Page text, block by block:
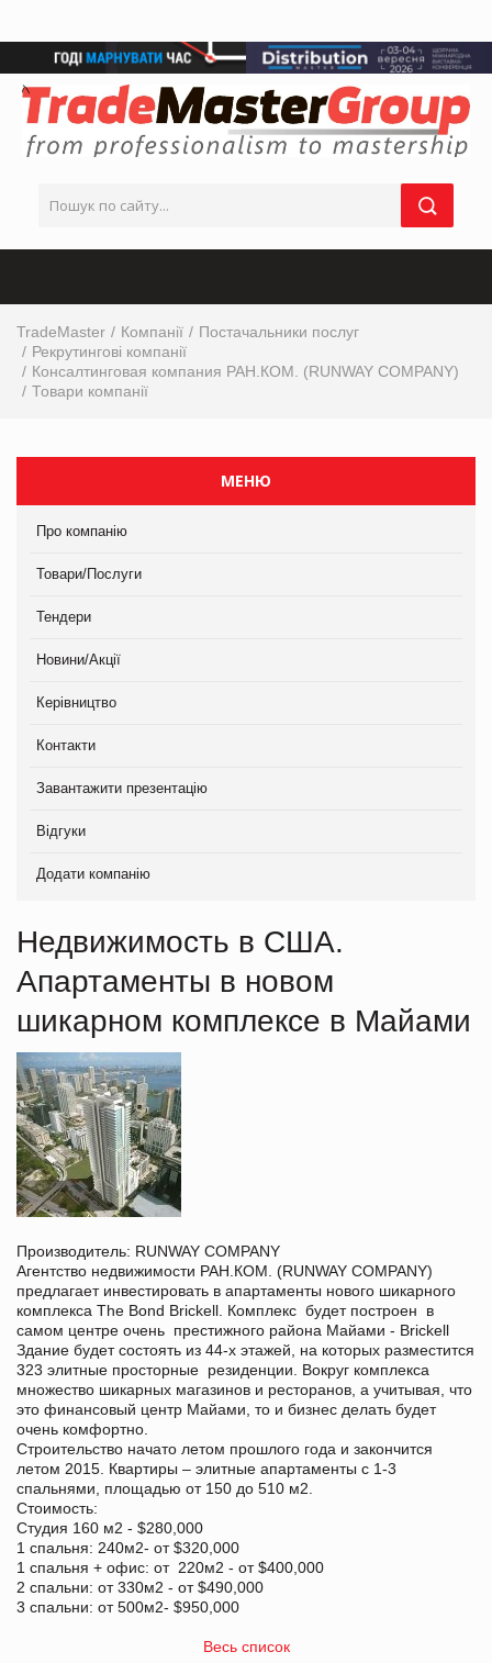
TradeMaster Компанії
Постачальники послуг
Рекрутингові компанії
Консалтинговая компания РАН.КОМ. (RUNWAY COMPANY)
Товари компанії
МЕНЮ
Про компанію
Товари/Послуги
Тендери
Новини/Акції
Керівництво
Контакти
Завантажити презентацію
Відгуки
Додати компанію
Недвижимость в США.
Апартаменты в новом
шикарном комплексе в Майами
Производитель: RUNWAY COMPANY
Агентство недвижимости РАН.КОМ. (RUNWAY COMPANY)
предлагает инвестировать в апартаменты нового шикарного
комплекса The Bond Brickell. Комплекс будет построен в
самом центре очень престижного района Майами - Brickell
Здание будет состоять из 44-х этажей, на которых разместится
323 элитные просторные резиденции. Вокруг комплекса
множество шикарных магазинов и ресторанов, а учитывая, что
это финансовый центр Майами, то и бизнес делать будет
очень комфортно.
Строительство начато летом прошлого года и закончится
летом 2015. Квартиры – элитные апартаменты с 1-3
спальнями, площадью от 150 до 510 м2.
Стоимость:
Студия 160 м2 - $280,000
1 спальня: 240м2- от $320,000
1 спальня + офис: от 220м2 - от $400,000
2 спальни: от 330м2 - от $490,000
3 спальни: от 500м2- $950,000
Весь список